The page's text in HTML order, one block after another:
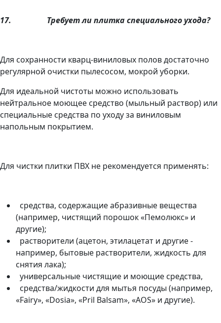
17. Требует ли плитка специального ухода?
Для сохранности кварц-виниловых полов достаточно
регулярной очистки пылесосом, мокрой уборки.
Для идеальной чистоты можно использовать
нейтральное моющее средство (мыльный раствор) или
специальные средства по уходу за виниловым
напольным покрытием.
Для чистки плитки ПВХ не рекомендуется применять:
средства, содержащие абразивные вещества
(например, чистящий порошок «Пемолюкс» и
другие);
растворители (ацетон, этилацетат и другие -
например, бытовые растворители, жидкость для
снятия лака);
универсальные чистящие и моющие средства,
средства/жидкости для мытья посуды (например,
«Fairy», «Dosia», «Pril Balsam», «AOS» и другие).